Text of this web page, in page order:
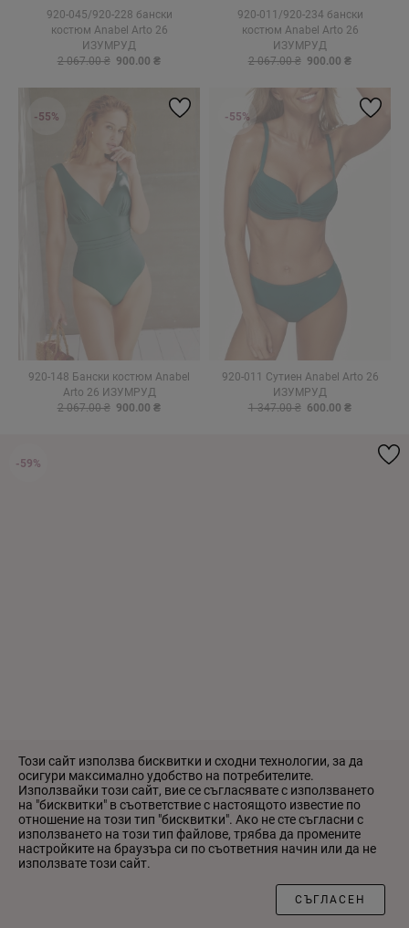
920-045/920-228 бански
костюм Anabel Arto 26
ИЗУМРУД
2 067.00 ₴ 900.00 ₴
920-011/920-234 бански
костюм Anabel Arto 26
ИЗУМРУД
2 067.00 ₴ 900.00 ₴
920-148 Бански костюм Anabel
Arto 26 ИЗУМРУД
2 067.00 ₴ 900.00 ₴
-55%
920-011 Сутиен Anabel Arto 26
ИЗУМРУД
1 347.00 ₴ 600.00 ₴
-55%
-59%
Този сайт използва бисквитки и сходни технологии, за да
осигури максимално удобство на потребителите.
Използвайки този сайт, вие се съгласявате с използването
на "бисквитки" в съответствие с настоящото известие по
отношение на този тип "бисквитки". Ако не сте съгласни с
използването на този тип файлове, трябва да промените
настройките на браузъра си по съответния начин или да не
използвате този сайт.
СЪГЛАСЕН